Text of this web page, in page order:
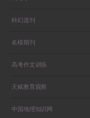
科幻选刊
名模期刊
高考作文训练
天赋教育观察
中国地理知识网